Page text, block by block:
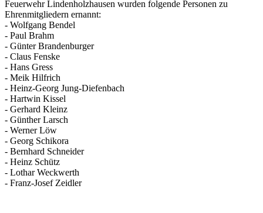
Feuerwehr Lindenholzhausen wurden folgende Personen zu
Ehrenmitgliedern ernannt:
- Wolfgang Bendel
- Paul Brahm
- Günter Brandenburger
- Claus Fenske
- Hans Gress
- Meik Hilfrich
- Heinz-Georg Jung-Diefenbach
- Hartwin Kissel
- Gerhard Kleinz
- Günther Larsch
- Werner Löw
- Georg Schikora
- Bernhard Schneider
- Heinz Schütz
- Lothar Weckwerth
- Franz-Josef Zeidler